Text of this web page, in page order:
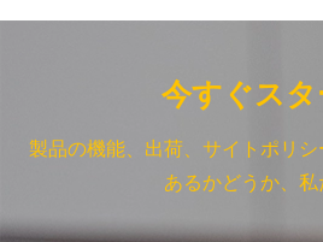
今すぐスタ
製品の機能、出荷、サイトポリ
あるかどうか、私